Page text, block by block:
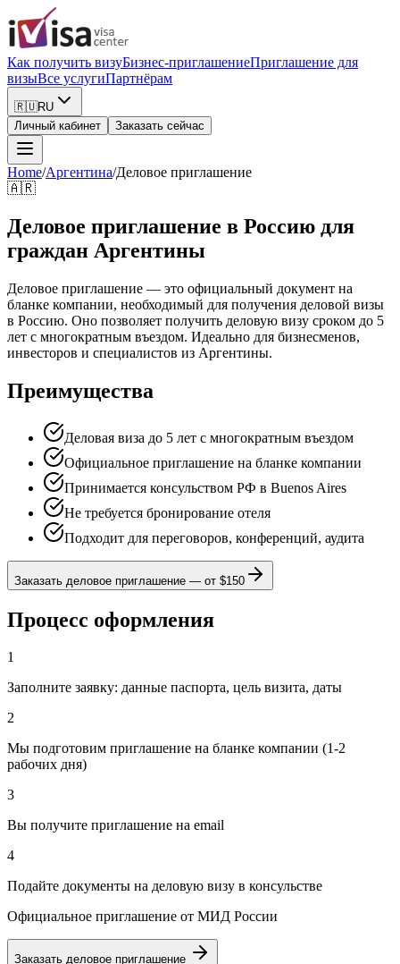
Как получить визуБизнес-приглашениеПриглашение для
визыВсе услугиПартнёрам
🇷🇺RU
Личный кабинет
Заказать сейчас
Home/Аргентина/Деловое приглашение
🇦🇷
Деловое приглашение в Россию для
граждан Аргентины
Деловое приглашение — это официальный документ на
бланке компании, необходимый для получения деловой визы
в Россию. Оно позволяет получить деловую визу сроком до 5
лет с многократным въездом. Идеально для бизнесменов,
инвесторов и специалистов из Аргентины.
Преимущества
Деловая виза до 5 лет с многократным въездом
Официальное приглашение на бланке компании
Принимается консульством РФ в Buenos Aires
Не требуется бронирование отеля
Подходит для переговоров, конференций, аудита
Заказать деловое приглашение — от $150
Процесс оформления
1
Заполните заявку: данные паспорта, цель визита, даты
2
Мы подготовим приглашение на бланке компании (1-2
рабочих дня)
3
Вы получите приглашение на email
4
Подайте документы на деловую визу в консульстве
Официальное приглашение от МИД России
Заказать деловое приглашение